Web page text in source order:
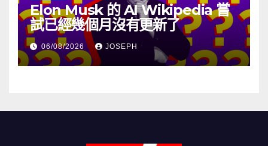
Elon Musk 的 AI Wikipedia 嘗
試已經幾個月沒有更新了
06/08/2026 JOSEPH